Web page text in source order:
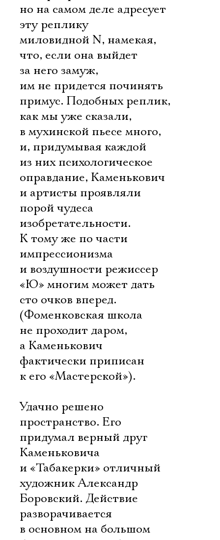
но на самом деле адресует
эту реплику
миловидной N, намекая,
что, если она выйдет
за него замуж,
им не придется починять
примус. Подобных реплик,
как мы уже сказали,
в мухинской пьесе много,
и, придумывая каждой
из них психологическое
оправдание, Каменькович
и артисты проявляли
порой чудеса
изобретательности.
К тому же по части
импрессионизма
и воздушности режиссер
«Ю» многим может дать
сто очков вперед.
(Фоменковская школа
не проходит даром,
а Каменькович
фактически приписан
к его «Мастерской»).
Удачно решено
пространство. Его
придумал верный друг
Каменьковича
и «Табакерки» отличный
художник Александр
Боровский. Действие
разворачивается
в основном на большом